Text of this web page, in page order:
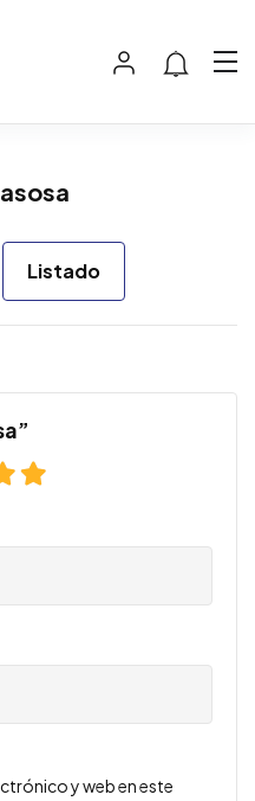
Listado
y web en este